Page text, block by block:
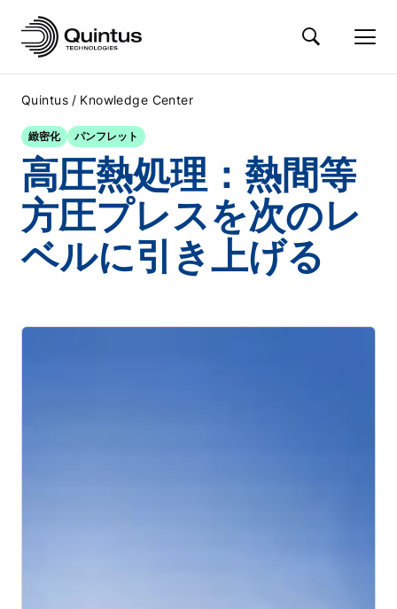
Quintus / Knowledge Center
緻密化 パンフレット
高圧熱処理：熱間等
方圧プレスを次のレ
ベルに引き上げる